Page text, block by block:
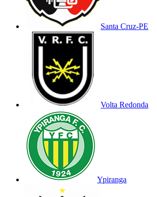
Santa Cruz-PE
Volta Redonda
Ypiranga